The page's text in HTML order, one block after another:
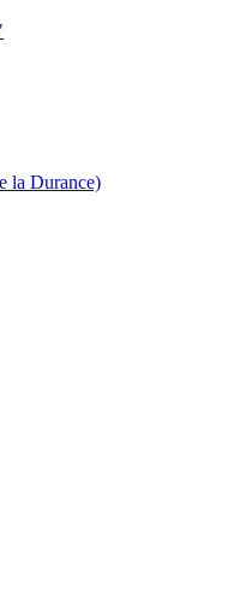
la Durance)